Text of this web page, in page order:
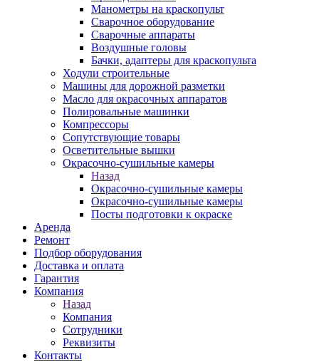
Манометры на краскопульт
Сварочное оборудование
Сварочные аппараты
Воздушные головы
Бачки, адаптеры для краскопульта
Ходули строительные
Машины для дорожной разметки
Масло для окрасочных аппаратов
Полировальные машинки
Компрессоры
Сопутствующие товары
Осветительные вышки
Окрасочно-сушильные камеры
Назад
Окрасочно-сушильные камеры
Окрасочно-сушильные камеры
Посты подготовки к окраске
Аренда
Ремонт
Подбор оборудования
Доставка и оплата
Гарантия
Компания
Назад
Компания
Сотрудники
Реквизиты
Контакты